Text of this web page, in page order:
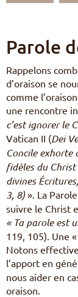
Parole
Rappelons
d’oraison se
comme
une rencontre
c’est ignorer le
Vatican II (Dei
Concile exhorte
fidèles du
divines Écritures,
3, 8) ». La
suivre le Christ
« Ta parole est
119, 105). Une
Notons
l’apport en
nous aider en
oraison.